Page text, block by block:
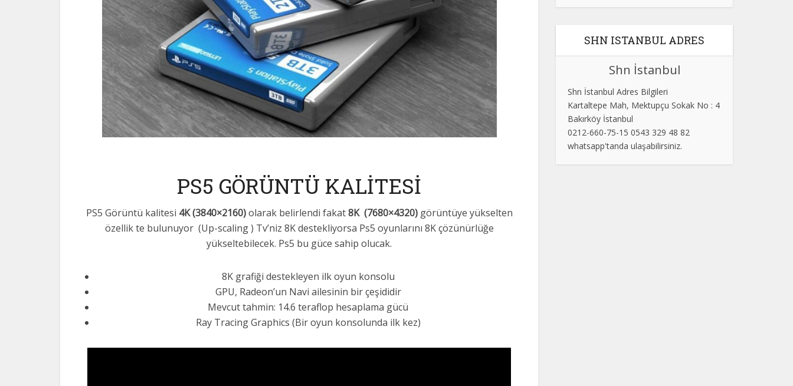
PS5 GÖRÜNTÜ KALİTESİ
PS5 Görüntü kalitesi 4K (3840×2160)olarak belirlendi fakat8K (7680×4320)görüntüye yükselten
özellik te bulunuyor (Up-scaling ) Tv’niz 8K destekliyorsa Ps5 oyunlarını 8K çözünürlüğe
yükseltebilecek. Ps5 bu güce sahip olucak.
8K grafiği destekleyen ilk oyun konsolu
GPU, Radeon’un Navi ailesinin bir çeşididir
Mevcut tahmin: 14.6 teraflop hesaplama gücü
Ray Tracing Graphics (Bir oyun konsolunda ilk kez)
SHN ISTANBUL ADRES
Shn İstanbul
Shn İstanbul Adres Bilgileri
Kartaltepe Mah, Mektupçu Sokak No : 4
Bakırköy İstanbul
0212-660-75-15 0543 329 48 82
whatsapp'tanda ulaşabilirsiniz.